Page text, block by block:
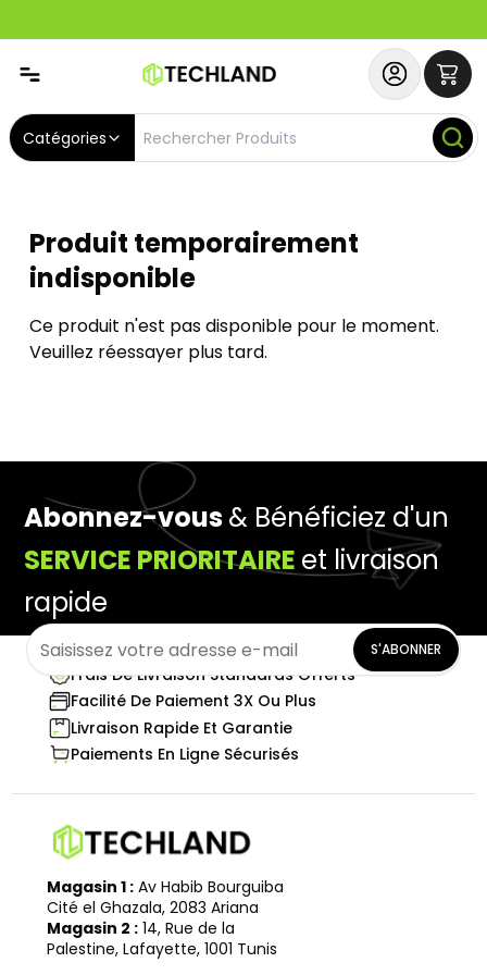
Catégories
Produit temporairement
indisponible
Ce produit n'est pas disponible pour le moment.
Veuillez réessayer plus tard.
Abonnez-vous& Bénéficiez d'un
SERVICE PRIORITAIRE et livraison
rapide
S'ABONNER
Frais De Livraison Standards Offerts
Facilité De Paiement 3X Ou Plus
Livraison Rapide Et Garantie
Paiements En Ligne Sécurisés
Magasin 1 : Av Habib Bourguiba
Cité el Ghazala, 2083 Ariana
Magasin 2 : 14, Rue de la
Palestine, Lafayette, 1001 Tunis